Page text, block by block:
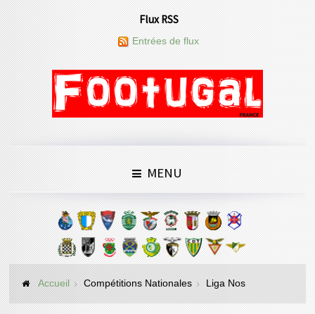
Flux RSS
Entrées de flux
MENU
Accueil Compétitions Nationales Liga Nos